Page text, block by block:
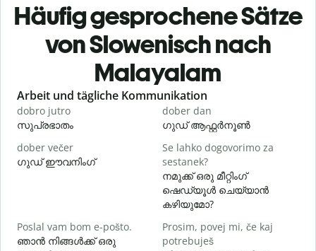
Häufig gesprochene Sätze
von Slowenisch nach
Malayalam
Slide 1 of 6
Arbeit und tägliche Kommunikation
dobro jutro
സുപ്രഭാതം
dober dan
ഗുഡ് ആഫ്റ്റർനൂൺ
dober večer
ഗുഡ് ഈവനിംഗ്
Se lahko dogovorimo za
sestanek?
നമുക്ക് ഒരു മീറ്റിംഗ്
ഷെഡ്യൂൾ ചെയ്യാൻ
കഴിയുമോ?
Poslal vam bom e-pošto.
ഞാൻ നിങ്ങൾക്ക് ഒരു
Prosim, povej mi, če kaj
potrebuješ